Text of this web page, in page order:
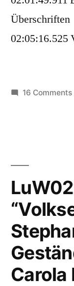
Überschriften
02:05:16.525
16 Comments
Carola